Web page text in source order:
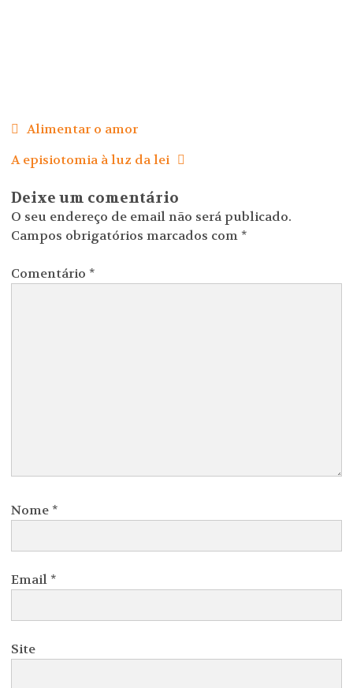
de Alimentar o amor
A episiotomia à luz da lei
Deixe um comentário
O seu endereço de email não será publicado.
Campos obrigatórios marcados com *
Comentário *
Nome *
Email *
Site